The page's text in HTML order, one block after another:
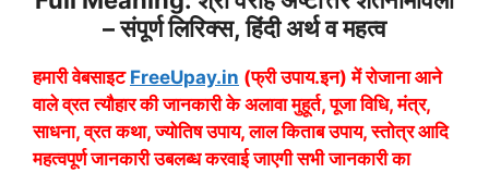
– संपूर्ण लिरिक्स, हिंदी अर्थ व महत्व
हमारी वेबसाइट FreeUpay.in (फ्री उपाय.इन) में रोजाना आने
वाले व्रत त्यौहार की जानकारी के अलावा मुहूर्त, पूजा विधि, मंत्र,
साधना, व्रत कथा, ज्योतिष उपाय, लाल किताब उपाय, स्तोत्र आदि
महत्वपूर्ण जानकारी उबलब्ध करवाई जाएगी सभी जानकारी का